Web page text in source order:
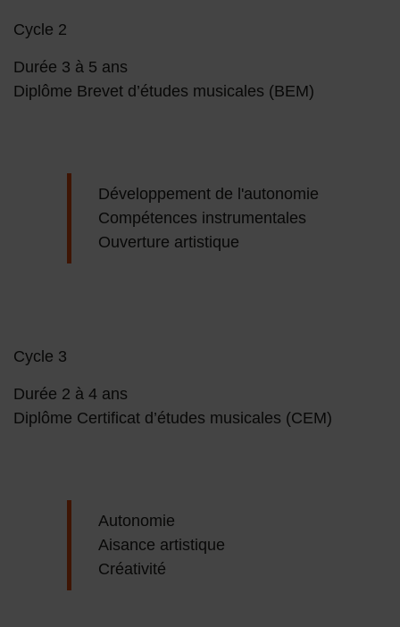
Cycle 2
Durée 3 à 5 ans
Diplôme Brevet d’études musicales (BEM)
Développement de l'autonomie
Compétences instrumentales
Ouverture artistique
Cycle 3
Durée 2 à 4 ans
Diplôme Certificat d’études musicales (CEM)
Autonomie
Aisance artistique
Créativité